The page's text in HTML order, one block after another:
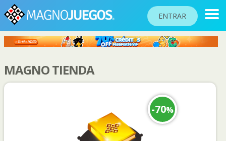
ENTRAR
RANKINGS
TORNEOS
MAGNO TIENDA
-70%